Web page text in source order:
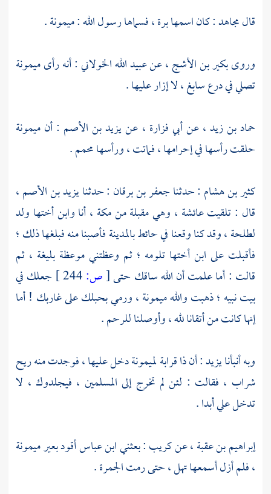
قالمجاهد: كان اسمهابرة، فسماها رسول الله: ميمونة.
وروىبكير بن الأشج ،عنعبيد الله الخولاني: أنه رأىميمونة
تصلي في درع سابغ ، لا إزار عليها .
حماد بن زيد، عنأبي فزارة ، عنيزيد بن الأصم : أنميمونة
حلقت رأسها في إحرامها ، فماتت ، ورأسها محمم .
كثير بن هشام :حدثناجعفر بن برقان : حدثنايزيد بن الأصم،
قال : تلقيتعائشة ، وهي مقبلة منمكة ، أنا وابن أختها ولد
لطلحة، وقد كنا وقعنا في حائطبالمدينةفأصبنا منه فبلغها ذلك ؛
فأقبلت على ابن أختها تلومه ؛ ثم وعظتني موعظة بليغة ، ثم
قالت : أما علمت أن الله ساقك حتى[ص:
جعلك في
بيت نبيه ؛ ذهبت واللهميمونة، ورمي بحبلك على غاربك ! أما
إنها كانت من أتقانا لله ، وأوصلنا للرحم .
وبه أنبأنايزيد: أن ذا قرابةلميمونةدخل عليها ، فوجدت منه ريح
شراب ، فقالت : لئن لم تخرج إلى المسلمين ، فيجلدوك ، لا
تدخل علي أبدا .
إبراهيم بن عقبة، عنكريب: بعثنيابن عباسأقود بعيرميمونة
، فلم أزل أسمعها تهل ، حتى رمت الجمرة .